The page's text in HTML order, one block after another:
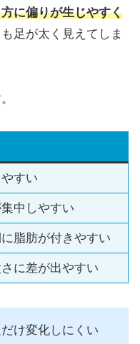
に偏りが生じやすく
足が太く見えてしま
すい
中しやすい
脂肪が付きやすい
に差が出やすい
け変化しにくい